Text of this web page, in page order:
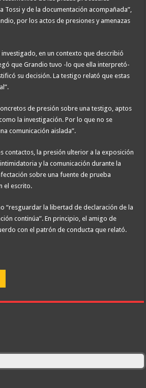
Tossi y de la documentación acompañada”,
por los actos de presiones y amenazas
en un contexto que describió
que Grandio tuvo -lo que ella interpretó-
su decisión. La testigo relató que estas
de presión sobre una testigo, aptos
la investigación. Por lo que no se
comunicación aislada”.
contactos, la presión ulterior a la exposición
y la comunicación durante la
sobre una fuente de prueba
el escrito.
“resguardar la libertad de declaración de la
continúa”. En principio, el amigo de
con el patrón de conducta que relató.